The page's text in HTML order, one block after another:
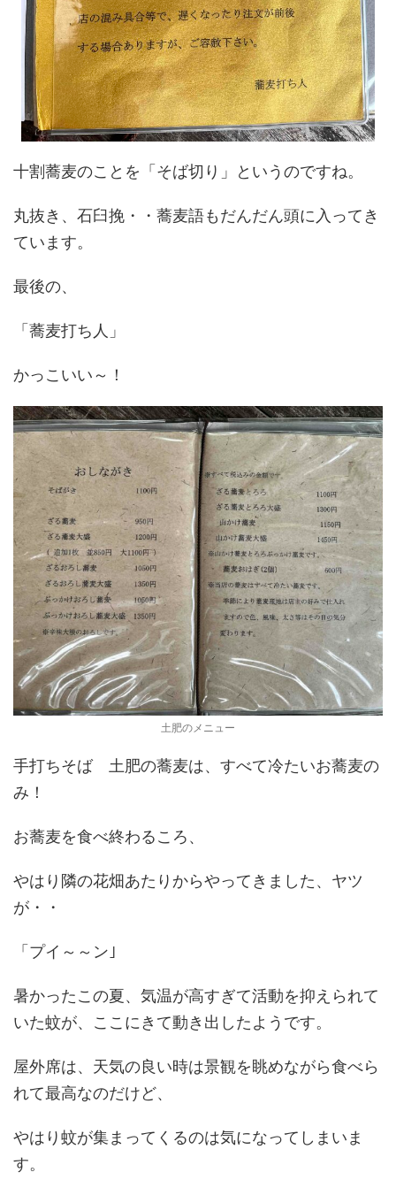
十割蕎麦のことを「そば切り」というのですね。
丸抜き、石臼挽・・蕎麦語もだんだん頭に入ってき
ています。
最後の、
「蕎麦打ち人」
かっこいい～！
土肥のメニュー
手打ちそば 土肥の蕎麦は、すべて冷たいお蕎麦の
み！
お蕎麦を食べ終わるころ、
やはり隣の花畑あたりからやってきました、ヤツ
が・・
「プイ～～ン｣
暑かったこの夏、気温が高すぎて活動を抑えられて
いた蚊が、ここにきて動き出したようです。
屋外席は、天気の良い時は景観を眺めながら食べら
れて最高なのだけど、
やはり蚊が集まってくるのは気になってしまいま
す。